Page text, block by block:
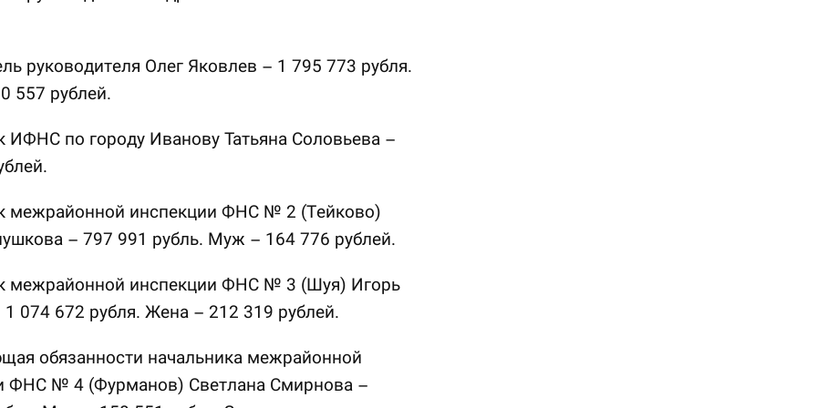
руководителя Олег Яковлев – 1 795 773 рубля.
557 рублей.
ИФНС по городу Иванову Татьяна Соловьева –
межрайонной инспекции ФНС № 2 (Тейково)
– 797 991 рубль. Муж – 164 776 рублей.
межрайонной инспекции ФНС № 3 (Шуя) Игорь
074 672 рубля. Жена – 212 319 рублей.
обязанности начальника межрайонной
ФНС № 4 (Фурманов) Светлана Смирнова –